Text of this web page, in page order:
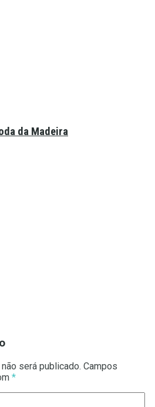
da Madeira
será publicado. Campos
*